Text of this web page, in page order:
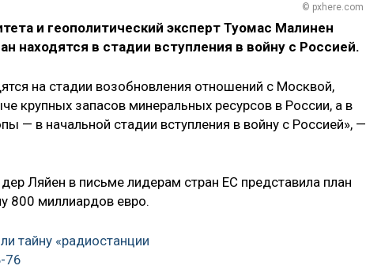
© pxhere.com
и геополитический эксперт Туомас Малинен
находятся в стадии вступления в войну с Россией.
на стадии возобновления отношений с Москвой,
крупных запасов минеральных ресурсов в России, а в
— в начальной стадии вступления в войну с Россией», —
Ляйен в письме лидерам стран ЕС представила план
800 миллиардов евро.
тайну «радиостанции
76